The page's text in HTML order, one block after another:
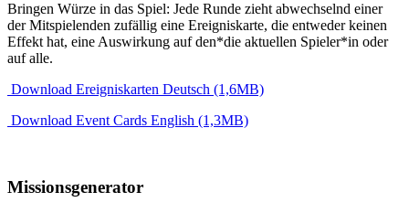
Bringen Würze in das Spiel: Jede Runde zieht abwechselnd einer
der Mitspielenden zufällig eine Ereigniskarte, die entweder keinen
Effekt hat, eine Auswirkung auf den*die aktuellen Spieler*in oder
auf alle.
Download Ereigniskarten Deutsch (1,6MB)
Download Event Cards English (1,3MB)
Missionsgenerator